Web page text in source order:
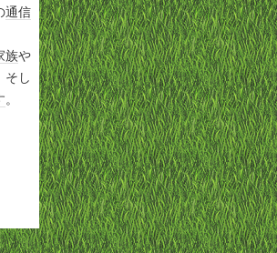
通信
族や
そし
。